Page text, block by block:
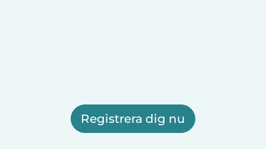
Registrera dig nu